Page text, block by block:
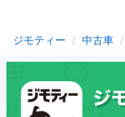
ジモティー 中古車